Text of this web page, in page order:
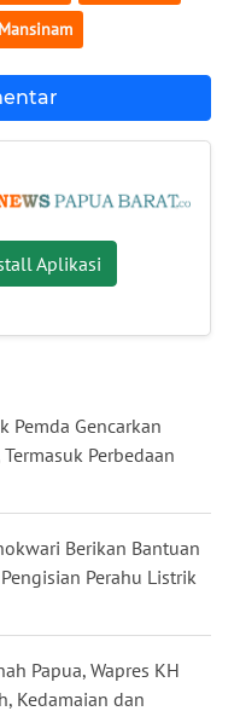
Aplikasi
Pemda Gencarkan
Perbedaan
Berikan Bantuan
Perahu Listrik
Papua, Wapres KH
Kedamaian dan